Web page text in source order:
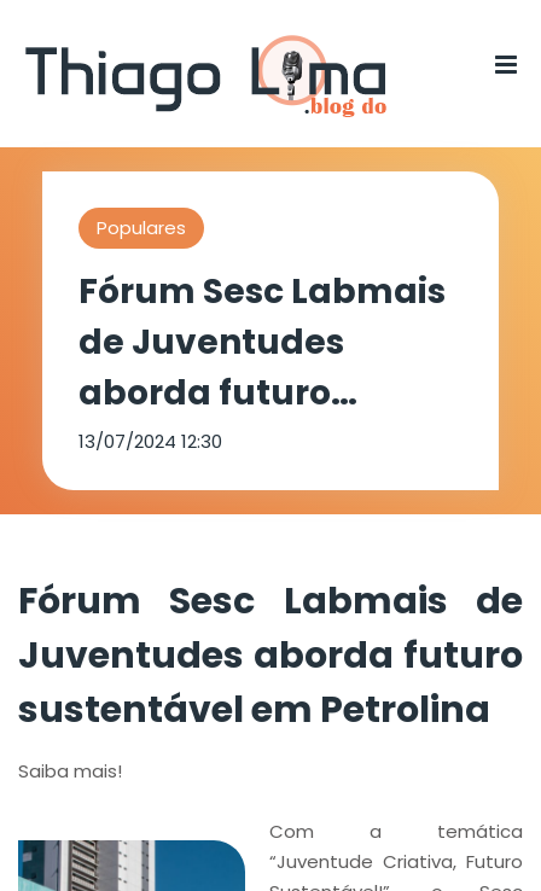
Populares
Fórum Sesc Labmais
de Juventudes
aborda futuro
sustentável em
Petrolina
13/07/2024 12:30
Fórum Sesc Labmais de
Juventudes aborda futuro
sustentável em Petrolina
Saiba mais!
Com a temática
“Juventude Criativa, Futuro